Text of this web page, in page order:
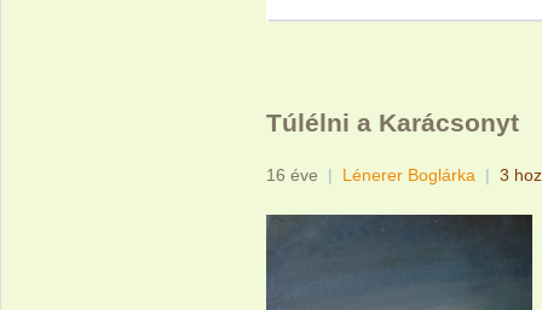
Túlélni a Karácsonyt
16 éve | Lénerer Boglárka | 3